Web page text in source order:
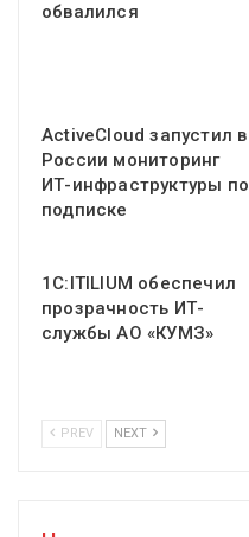
обвалился
ActiveCloud запустил в
России мониторинг
ИТ-инфраструктуры по
подписке
1С:ITILIUM обеспечил
прозрачность ИТ-
службы АО «КУМЗ»
PREV NEXT